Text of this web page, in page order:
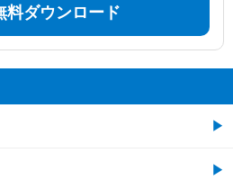
料ダウンロード